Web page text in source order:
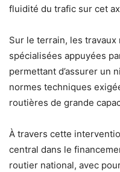
fluidité du trafic sur cet
Sur le terrain, les
spécialisées appuyées
permettant d’assurer un
normes techniques
routières de grande
À travers cette
central dans le
routier national, avec